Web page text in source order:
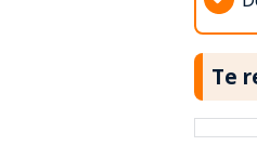
Te